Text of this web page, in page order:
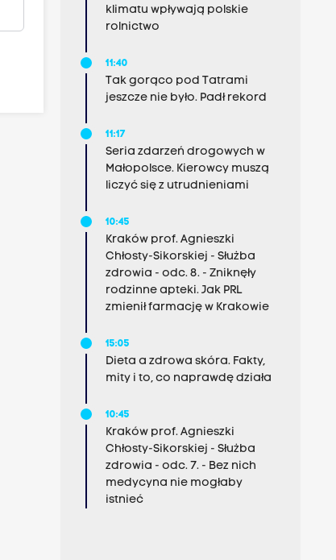
klimatu wpływają polskie
rolnictwo
11:40
Tak gorąco pod Tatrami
jeszcze nie było. Padł rekord
11:17
Seria zdarzeń drogowych w
Małopolsce. Kierowcy muszą
liczyć się z utrudnieniami
10:45
Kraków prof. Agnieszki
Chłosty-Sikorskiej - Służba
zdrowia - odc. 8. - Zniknęły
rodzinne apteki. Jak PRL
zmienił farmację w Krakowie
15:05
Dieta a zdrowa skóra. Fakty,
mity i to, co naprawdę działa
10:45
Kraków prof. Agnieszki
Chłosty-Sikorskiej - Służba
zdrowia - odc. 7. - Bez nich
medycyna nie mogłaby
istnieć